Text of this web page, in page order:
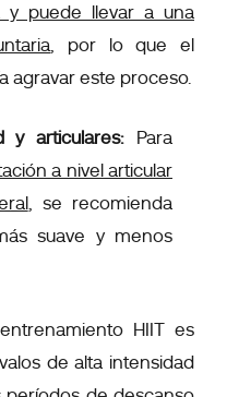
y puede llevar a una
, por lo que el
agravar este proceso.
y articulares: Para
a nivel articular
, se recomienda
suave y menos
HIIT es
de alta intensidad